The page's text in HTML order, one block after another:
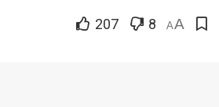
207 8 AA